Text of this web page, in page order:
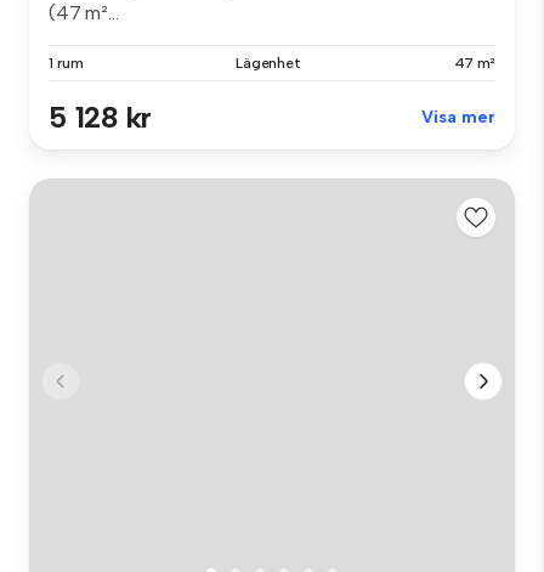
(47 m²...
1 rum Lägenhet 47 m²
5 128 kr Visa mer